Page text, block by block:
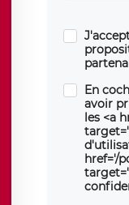
En
avoir
les <a
href='/